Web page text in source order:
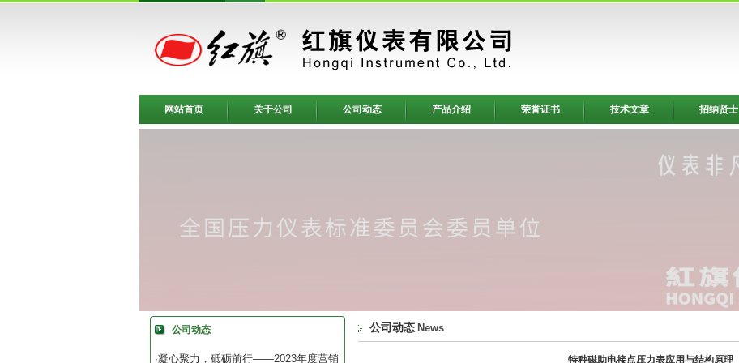
网站首页 关于公司 公司动态 产品介绍 荣誉证书 技术文章 招纳贤士
公司动态
·凝心聚力，砥砺前行——2023年度营销
公司动态 News
特种磁助电接点压力表应用与结构原理